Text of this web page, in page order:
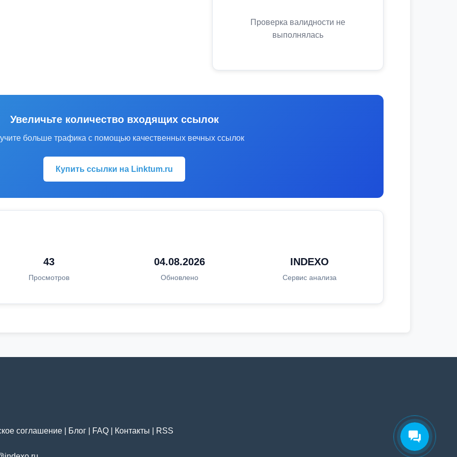
Проверка валидности не
выполнялась
Увеличьте количество входящих ссылок
больше трафика с помощью качественных вечных ссылок
Купить ссылки на Linktum.ru
43
Просмотров
04.08.2026
Обновлено
INDEXO
Сервис анализа
соглашение Блог FAQ Контакты RSS